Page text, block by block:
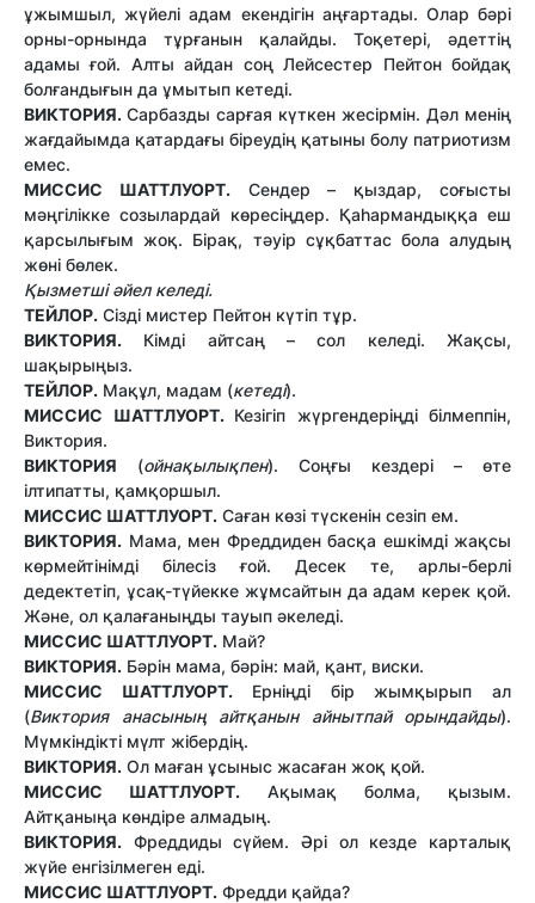
ұжымшыл, жүйелі адам екендігін аңғартады. Олар бәрі
орны-орнында тұрғанын қалайды. Тоқетері, әдеттің
адамы ғой. Алты айдан соң Лейсестер Пейтон бойдақ
болғандығын да ұмытып кетеді.
ВИКТОРИЯ. Сарбазды сарғая күткен жесірмін. Дәл менің
жағдайымда қатардағы біреудің қатыны болу патриотизм
емес.
МИССИС ШАТТЛУОРТ.Сендер – қыздар, соғысты
мәңгілікке созылардай көресіңдер. Қаһармандыққа еш
қарсылығым жоқ. Бірақ, тәуір сұқбаттас бола алудың
жөні бөлек.
Қызметші әйел келеді.
ТЕЙЛОР. Сізді мистер Пейтон күтіп тұр.
ВИКТОРИЯ. Кімді айтсаң – сол келеді. Жақсы,
шақырыңыз.
ТЕЙЛОР. Мақұл, мадам (кетеді).
МИССИС ШАТТЛУОРТ. Кезігіп жүргендеріңді білмеппін,
Виктория.
ВИКТОРИЯ (ойнақылықпен). Соңғы кездері – өте
ілтипатты, қамқоршыл.
МИССИС ШАТТЛУОРТ. Саған көзі түскенін сезіп ем.
ВИКТОРИЯ. Мама, мен Фреддиден басқа ешкімді жақсы
көрмейтінімді білесіз ғой. Десек те, арлы-берлі
дедектетіп, ұсақ-түйекке жұмсайтын да адам керек қой.
Және, ол қалағаныңды тауып әкеледі.
МИССИС ШАТТЛУОРТ. Май?
ВИКТОРИЯ. Бәрін мама, бәрін: май, қант, виски.
МИССИС ШАТТЛУОРТ.Ерніңді бір жымқырып ал
(Виктория анасының айтқанын айнытпай орындайды).
Мүмкіндікті мүлт жібердің.
ВИКТОРИЯ. Ол маған ұсыныс жасаған жоқ қой.
МИССИС ШАТТЛУОРТ. Ақымақ болма, қызым.
Айтқаныңа көндіре алмадың.
ВИКТОРИЯ. Фреддиды сүйем. Әрі ол кезде карталық
жүйе енгізілмеген еді.
МИССИС ШАТТЛУОРТ. Фредди қайда?